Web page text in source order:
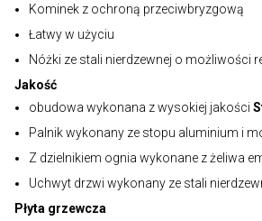
Kominek z ochroną przeciwbryzgową
Łatwy w użyciu
Nóżki ze stali nierdzewnej o możliwości
Jakość
obudowa wykonana z wysokiej jakości
Palnik wykonany ze stopu aluminium i
Z dzielnikiem ognia wykonane z żeliwa
Uchwyt drzwi wykonany ze stali
Płyta grzewcza